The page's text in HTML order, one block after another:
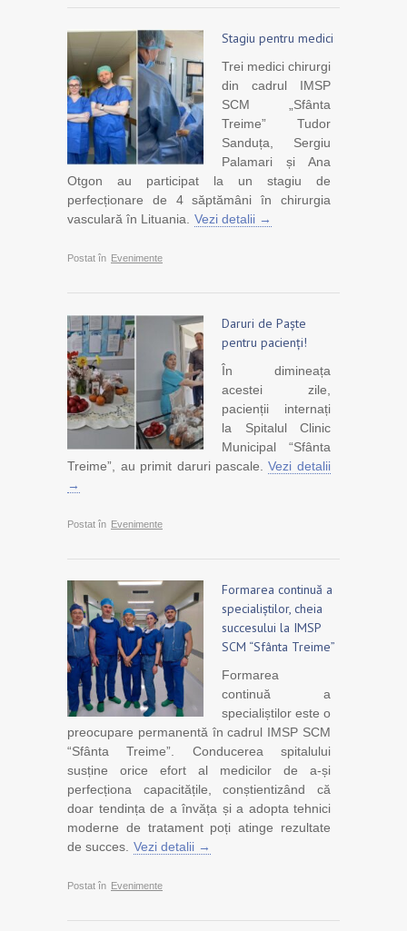
Stagiu pentru medici
Trei medici chirurgi
din cadrul IMSP
SCM „Sfânta
Treime” Tudor
Sanduța, Sergiu
Palamari și Ana
Otgon au participat la un stagiu de
perfecționare de 4 săptămâni în chirurgia
vasculară în Lituania.
Vezi detalii →
Postat în Evenimente
Daruri de Paște
pentru pacienți!
În dimineața
acestei zile,
pacienții internați
la Spitalul Clinic
Municipal “Sfânta
Treime”, au primit daruri pascale.
Vezi detalii
→
Postat în Evenimente
Formarea continuă a
specialiștilor, cheia
succesului la IMSP
SCM “Sfânta Treime”
Formarea
continuă a
specialiștilor este o
preocupare permanentă în cadrul IMSP SCM
“Sfânta Treime”. Conducerea spitalului
susține orice efort al medicilor de a-și
perfecționa capacitățile, conștientizând că
doar tendința de a învăța și a adopta tehnici
moderne de tratament poți atinge rezultate
de succes. Vezi detalii →
Postat în Evenimente